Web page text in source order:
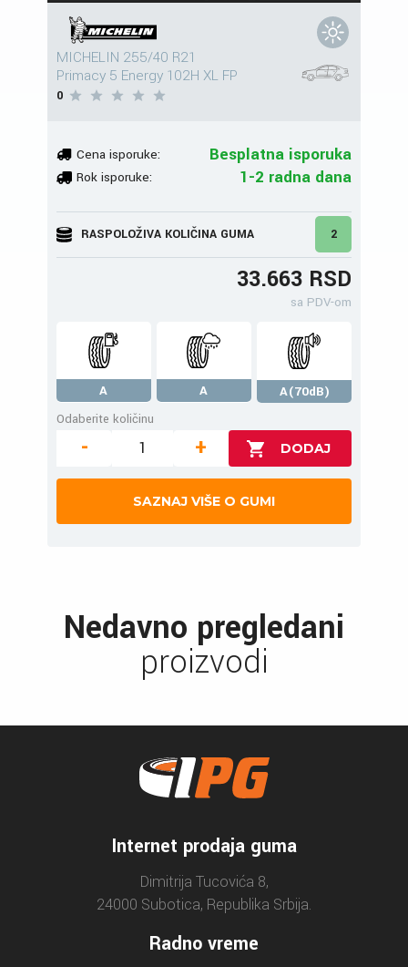
MICHELIN 255/40 R21
Primacy 5 Energy 102H XL FP
0
Cena isporuke: Besplatna isporuka
Rok isporuke: 1-2 radna dana
RASPOLOŽIVA KOLIČINA GUMA 2
33.663 RSD
sa PDV-om
A A
A(70dB)
Odaberite količinu
- +
SAZNAJ VIŠE O GUMI
Nedavno pregledani
proizvodi
Internet prodaja guma
Dimitrija Tucovića 8,
24000 Subotica, Republika Srbija.
Radno vreme